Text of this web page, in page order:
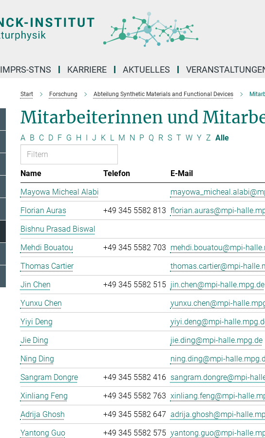
IMPRS-STNS KARRIERE AKTUELLES
Start Forschung Abteilung Synthetic Materials and Functional Devices
Mitarbeiterinnen und
A B C D F G H I J K L M N P Q R S T W Y Z Alle
Name Telefon E-Mail
Mayowa Micheal Alabi
Florian Auras
+49 345 5582 813 florian.auras@mpi-
Bishnu Prasad Biswal
Mehdi Bouatou
+49 345 5582 703 mehdi.bouatou@mpi-
Thomas Cartier
thomas.cartier@mpi-
Jin Chen
+49 345 5582 515 jin.chen@mpi-halle.mpg.de
Yunxu Chen
yunxu.chen@mpi-
Yiyi Deng
yiyi.deng@mpi-
Jie Ding
jie.ding@mpi-halle.mpg.de
Ning Ding
ning.ding@mpi-
Sangram Dongre
+49 345 5582 416 sangram.dongre@mpi-
Xinliang Feng
+49 345 5582 763 xinliang.feng@mpi-
Adrija Ghosh
+49 345 5582 647 adrija.ghosh@mpi-
Yantong Guo
+49 345 5582 575 yantong.guo@mpi-